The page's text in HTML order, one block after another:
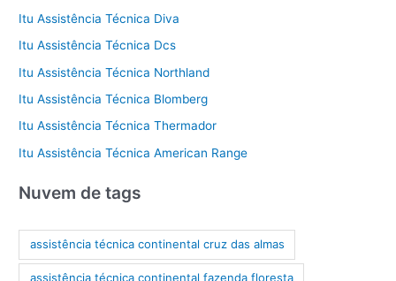
Itu Assistência Técnica Diva
Itu Assistência Técnica Dcs
Itu Assistência Técnica Northland
Itu Assistência Técnica Blomberg
Itu Assistência Técnica Thermador
Itu Assistência Técnica American Range
Nuvem de tags
assistência técnica continental cruz das almas
assistência técnica continental fazenda floresta